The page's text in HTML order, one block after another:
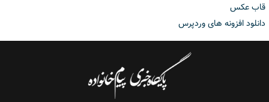
قاب عکس
دانلود افزونه های وردپرس